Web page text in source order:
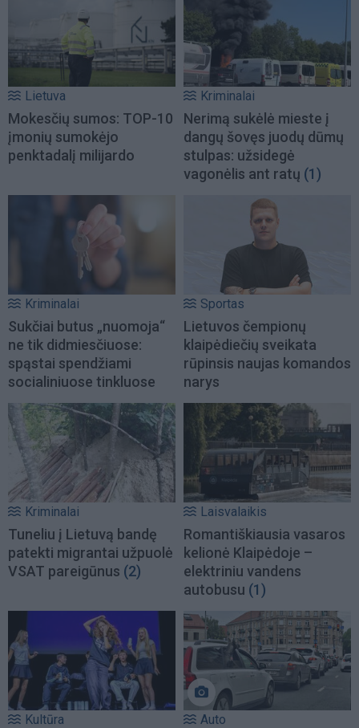
Lietuva
Mokesčių sumos: TOP-10
įmonių sumokėjo
penktadalį milijardo
Kriminalai
Nerimą sukėlė mieste į
dangų šovęs juodų dūmų
stulpas: užsidegė
vagonėlis ant ratų (1)
Kriminalai
Sukčiai butus „nuomoja“
ne tik didmiesčiuose:
spąstai spendžiami
socialiniuose tinkluose
Sportas
Lietuvos čempionų
klaipėdiečių sveikata
rūpinsis naujas komandos
narys
Kriminalai
Tuneliu į Lietuvą bandę
patekti migrantai užpuolė
VSAT pareigūnus (2)
Laisvalaikis
Romantiškiausia vasaros
kelionė Klaipėdoje –
elektriniu vandens
autobusu (1)
Kultūra Auto